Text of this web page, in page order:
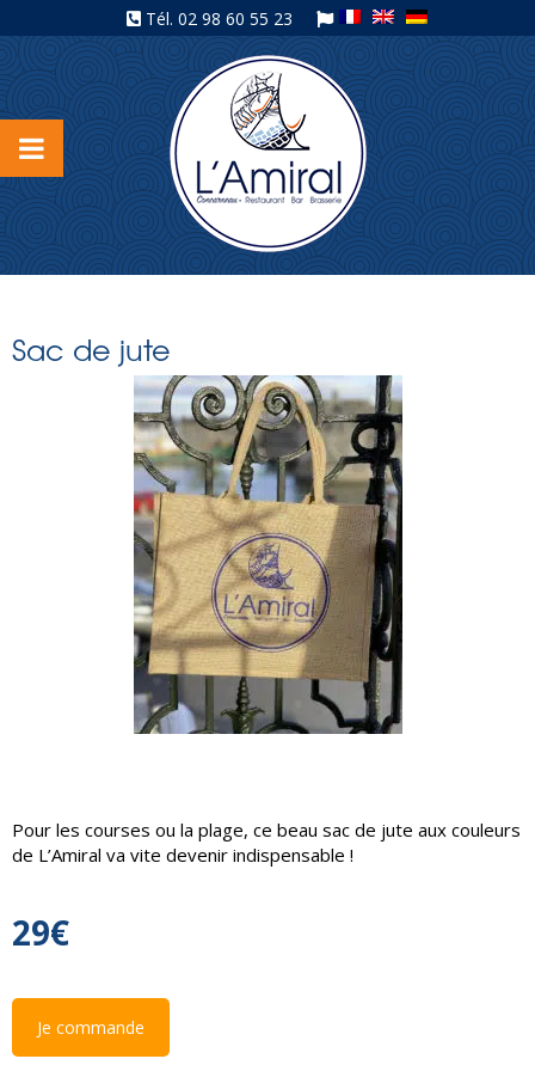
Tél. 02 98 60 55 23
Sac de jute
Pour les courses ou la plage, ce beau sac de jute aux couleurs
de L’Amiral va vite devenir indispensable !
29€
Je commande